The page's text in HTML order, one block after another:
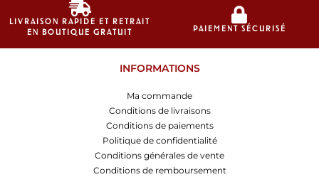
LIVRAISON RAPIDE ET RETRAIT
EN BOUTIQUE GRATUIT
PAIEMENT SÉCURISÉ
INFORMATIONS
Ma commande
Conditions de livraisons
Conditions de paiements
Politique de confidentialité
Conditions générales de vente
Conditions de remboursement